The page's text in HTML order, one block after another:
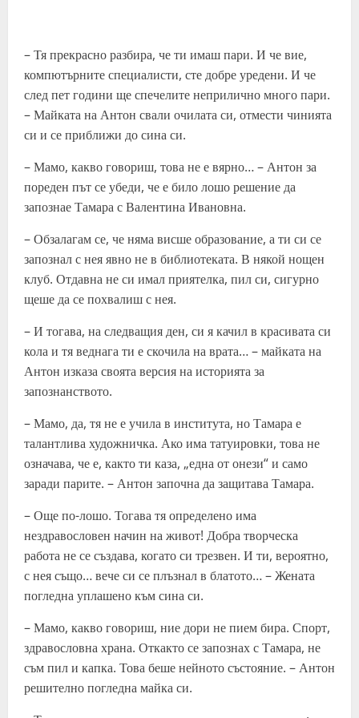
– Тя прекрасно разбира, че ти имаш пари. И че вие,
компютърните специалисти, сте добре уредени. И че
след пет години ще спечелите неприлично много пари.
– Майката на Антон свали очилата си, отмести чинията
си и се приближи до сина си.
– Мамо, какво говориш, това не е вярно… – Антон за
пореден път се убеди, че е било лошо решение да
запознае Тамара с Валентина Ивановна.
– Обзалагам се, че няма висше образование, а ти си се
запознал с нея явно не в библиотеката. В някой нощен
клуб. Отдавна не си имал приятелка, пил си, сигурно
щеше да се похвалиш с нея.
– И тогава, на следващия ден, си я качил в красивата си
кола и тя веднага ти е скочила на врата… – майката на
Антон изказа своята версия на историята за
запознанството.
– Мамо, да, тя не е учила в института, но Тамара е
талантлива художничка. Ако има татуировки, това не
означава, че е, както ти каза, „една от онези“ и само
заради парите. – Антон започна да защитава Тамара.
– Още по-лошо. Тогава тя определено има
нездравословен начин на живот! Добра творческа
работа не се създава, когато си трезвен. И ти, вероятно,
с нея също… вече си се плъзнал в блатото… – Жената
погледна уплашено към сина си.
– Мамо, какво говориш, ние дори не пием бира. Спорт,
здравословна храна. Откакто се запознах с Тамара, не
съм пил и капка. Това беше нейното състояние. – Антон
решително погледна майка си.